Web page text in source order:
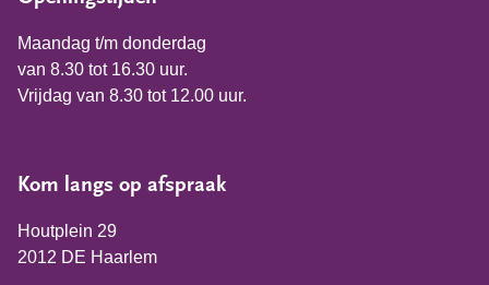
Maandag t/m donderdag
van 8.30 tot 16.30 uur.
Vrijdag van 8.30 tot 12.00 uur.
Kom langs op afspraak
Houtplein 29
2012 DE Haarlem